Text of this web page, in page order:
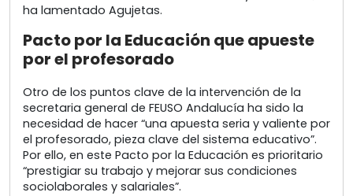
ha lamentado Agujetas.
Pacto por la Educación que apueste
por el profesorado
Otro de los puntos clave de la intervención de la
secretaria general de FEUSO Andalucía ha sido la
necesidad de hacer “una apuesta seria y valiente por
el profesorado, pieza clave del sistema educativo”.
Por ello, en este Pacto por la Educación es prioritario
“prestigiar su trabajo y mejorar sus condiciones
sociolaborales y salariales”.